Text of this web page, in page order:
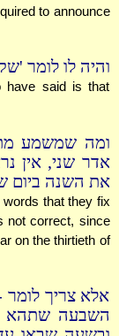
to announce
והיה לו לומר
have said is that
ומה שמשמע
אדר שני, אין
את השנה ביום
that they fix
not correct, since
on the thirtieth of
אלא צריך לומר
השבעה שתהא